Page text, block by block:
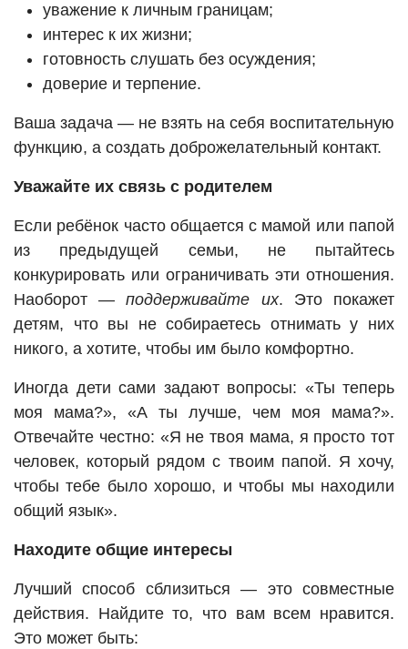
уважение к личным границам;
интерес к их жизни;
готовность слушать без осуждения;
доверие и терпение.
Ваша задача — не взять на себя воспитательную
функцию, а создать доброжелательный контакт.
Уважайте их связь с родителем
Если ребёнок часто общается с мамой или папой
из предыдущей семьи, не пытайтесь
конкурировать или ограничивать эти отношения.
Наоборот —поддерживайте их. Это покажет
детям, что вы не собираетесь отнимать у них
никого, а хотите, чтобы им было комфортно.
Иногда дети сами задают вопросы: «Ты теперь
моя мама?», «А ты лучше, чем моя мама?».
Отвечайте честно: «Я не твоя мама, я просто тот
человек, который рядом с твоим папой. Я хочу,
чтобы тебе было хорошо, и чтобы мы находили
общий язык».
Находите общие интересы
Лучший способ сблизиться — это совместные
действия. Найдите то, что вам всем нравится.
Это может быть: